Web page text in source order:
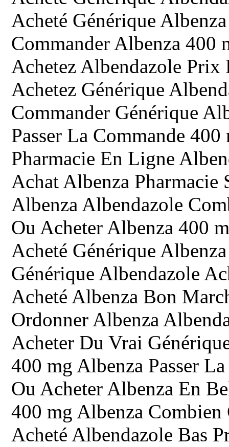
Acheté Générique
Commander Albenza 400
Achetez Albendazole
Achetez Générique
Commander Générique
Passer La Commande
Pharmacie En Ligne
Achat Albenza Pharmacie
Albenza Albendazole
Ou Acheter Albenza 400
Acheté Générique
Générique Albendazole
Acheté Albenza Bon
Ordonner Albenza
Acheter Du Vrai
400 mg Albenza Passer
Ou Acheter Albenza En
400 mg Albenza
Acheté Albendazole Bas